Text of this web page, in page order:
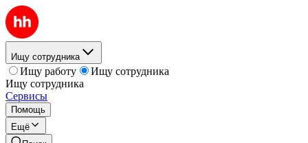
Ищу сотрудника
Ищу работу
Ищу сотрудника
Ищу сотрудника
Сервисы
Помощь
Ещё